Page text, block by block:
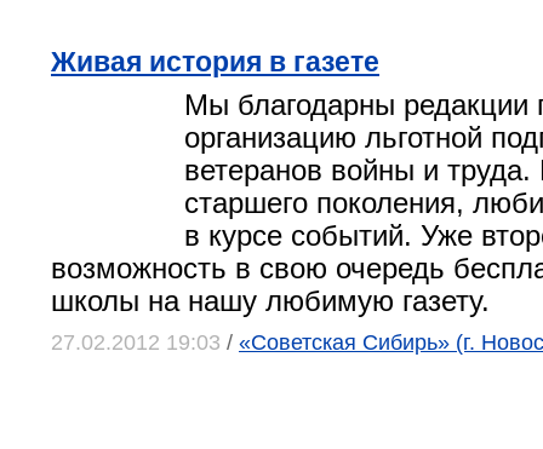
Живая история в газете
Мы благодарны редакции
организацию льготной
ветеранов войны и
старшего поколения,
в курсе событий. Уже
возможность в свою очередь
школы на нашу любимую газету.
27.02.2012 19:03 / «Советская Сибирь» (г.